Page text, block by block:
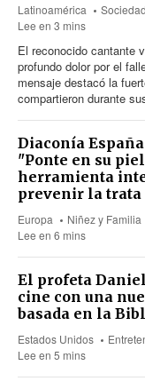
Latinoamérica
Lee en 3 mins
El reconocido cantante
profundo dolor por el
mensaje destacó la
compartieron durante
Diaconía
"Ponte en su
herramienta
prevenir la trata
Europa
Niñez y Familia
Lee en 6 mins
El profeta
cine con una
basada en la
Estados Unidos
Lee en 5 mins